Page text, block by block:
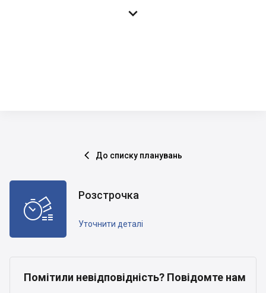

 До списку планувань

Розстрочка
Уточнити деталі
Помітили невідповідність? Повідомте нам